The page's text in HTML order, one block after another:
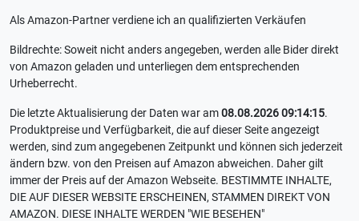
Als Amazon-Partner verdiene ich an qualifizierten Verkäufen
Bildrechte: Soweit nicht anders angegeben, werden alle Bider direkt
von Amazon geladen und unterliegen dem entsprechenden
Urheberrecht.
Die letzte Aktualisierung der Daten war am08.08.2026 09:14:15.
Produktpreise und Verfügbarkeit, die auf dieser Seite angezeigt
werden, sind zum angegebenen Zeitpunkt und können sich jederzeit
ändern bzw. von den Preisen auf Amazon abweichen. Daher gilt
immer der Preis auf der Amazon Webseite. BESTIMMTE INHALTE,
DIE AUF DIESER WEBSITE ERSCHEINEN, STAMMEN DIREKT VON
AMAZON. DIESE INHALTE WERDEN "WIE BESEHEN"